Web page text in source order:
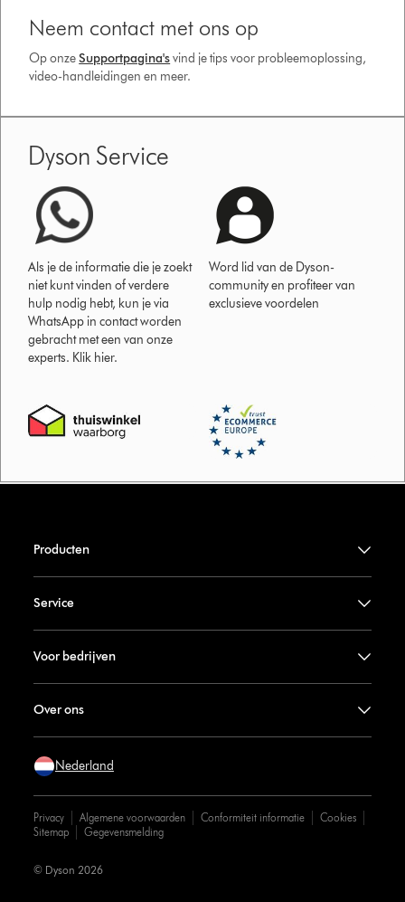
Neem contact met ons op
Op onzeSupportpagina'svind je tips voor probleemoplossing,
video-handleidingen en meer.
Dyson Service
Als je de informatie die je zoekt
niet kunt vinden of verdere
hulp nodig hebt, kun je via
WhatsApp in contact worden
gebracht met een van onze
experts. Klik hier.
Word lid van de Dyson-
community en profiteer van
exclusieve voordelen
Producten
Service
Voor bedrijven
Over ons
Nederland
Privacy Algemene voorwaarden Conformiteit informatie
Cookies
Sitemap
Gegevensmelding
© Dyson 2026